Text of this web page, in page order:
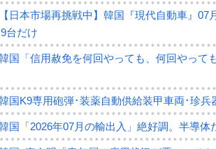
【日本市場再挑戦中】韓国『現代自動車』
台だけ
国「信用赦免を何回やっても、何回やっ
国K9専用砲弾･装薬自動供給装甲車両･珍兵
国「2026年07月の輸出入」絶好調。半導